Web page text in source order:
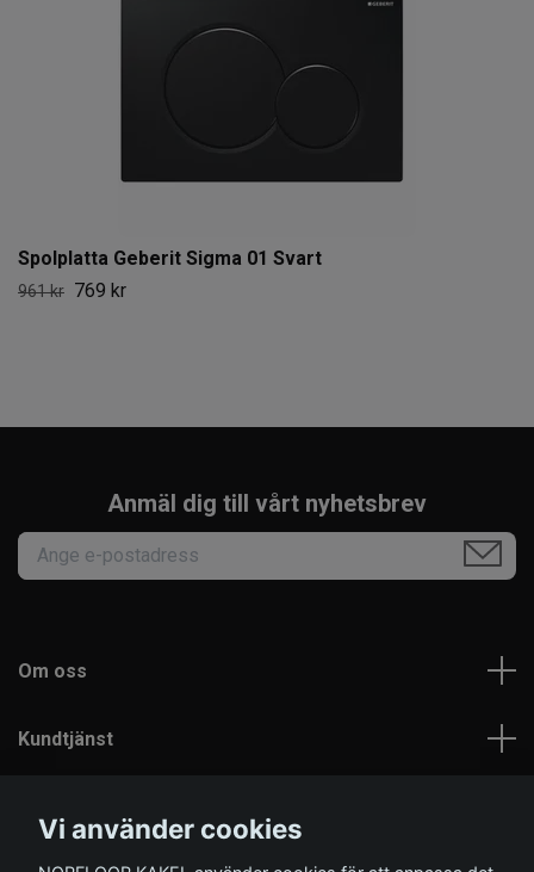
Spolplatta Geberit Sigma 01 Svart
961 kr 769 kr
Anmäl dig till vårt nyhetsbrev
Om oss
Kundtjänst
Vi använder cookies